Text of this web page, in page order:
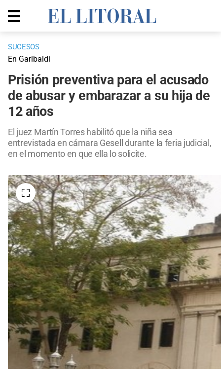
SUCESOS
En Garibaldi
Prisión preventiva para el acusado
de abusar y embarazar a su hija de
12 años
El juez Martín Torres habilitó que la niña sea
entrevistada en cámara Gesell durante la feria judicial,
en el momento en que ella lo solicite.